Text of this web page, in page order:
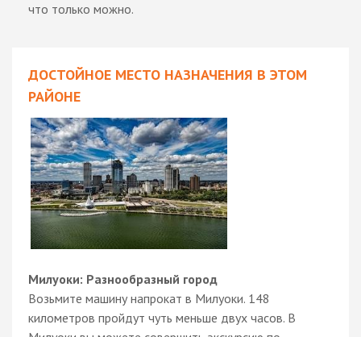
что только можно.
ДОСТОЙНОЕ МЕСТО НАЗНАЧЕНИЯ В ЭТОМ
РАЙОНЕ
Милуоки: Разнообразный город
Возьмите машину напрокат в Милуоки. 148
километров пройдут чуть меньше двух часов. В